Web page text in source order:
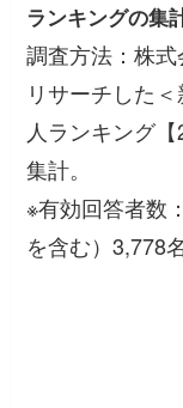
ランキングの集
調査方法：株
リサーチした
人ランキング
集計。
※有効回答者数
を含む）3,778